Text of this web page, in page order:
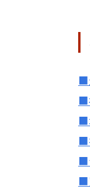
■
■
■
■
■
■